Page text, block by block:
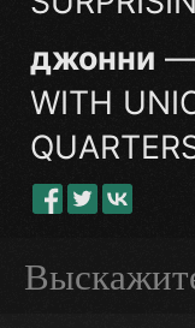
джонни —
WITH